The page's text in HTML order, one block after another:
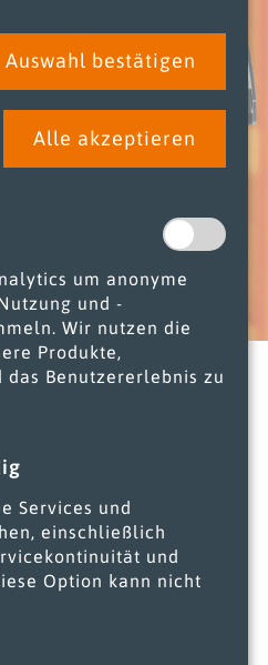
Auswahl bestätigen
Alle akzeptieren
um anonyme
und -
Wir nutzen die
Produkte,
das Benutzererlebnis zu
Services und
einschließlich
und
Option kann nicht